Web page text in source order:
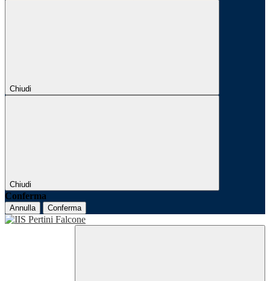
Chiudi
Chiudi
Conferma
Annulla Conferma